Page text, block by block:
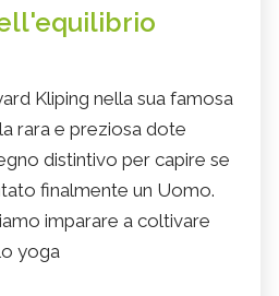
Kliping nella sua famosa
rara e preziosa dote
distintivo per capire se
finalmente un Uomo.
imparare a coltivare
yoga